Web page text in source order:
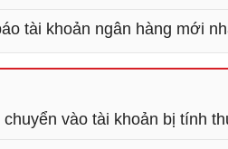
tài khoản ngân hàng mới
vào tài khoản bị tính